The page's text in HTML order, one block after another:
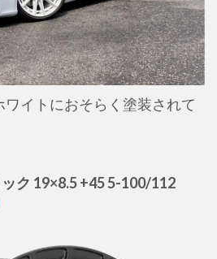
イトにおそらく塗装されて
ク 19×8.5 +45 5-100/112